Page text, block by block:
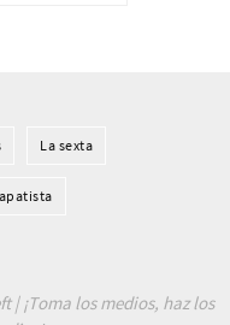
La sexta
| ¡Toma los medios, haz los